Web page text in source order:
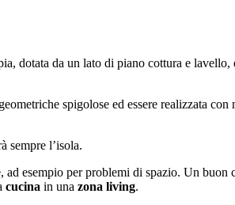
dotata da un lato di piano cottura e
spigolose ed essere realizzata
sempre l’isola.
esempio per problemi di spazio. Un buon
cucina in una zona living.